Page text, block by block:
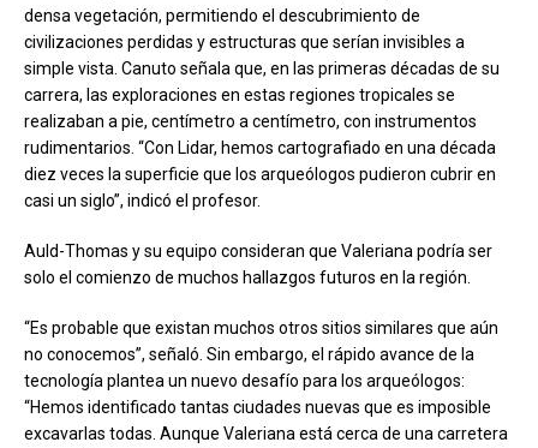
densa vegetación, permitiendo el descubrimiento de
civilizaciones perdidas y estructuras que serían invisibles a
simple vista. Canuto señala que, en las primeras décadas de su
carrera, las exploraciones en estas regiones tropicales se
realizaban a pie, centímetro a centímetro, con instrumentos
rudimentarios. “Con Lidar, hemos cartografiado en una década
diez veces la superficie que los arqueólogos pudieron cubrir en
casi un siglo”, indicó el profesor.
Auld-Thomas y su equipo consideran que Valeriana podría ser
solo el comienzo de muchos hallazgos futuros en la región.
“Es probable que existan muchos otros sitios similares que aún
no conocemos”, señaló. Sin embargo, el rápido avance de la
tecnología plantea un nuevo desafío para los arqueólogos:
“Hemos identificado tantas ciudades nuevas que es imposible
excavarlas todas. Aunque Valeriana está cerca de una carretera